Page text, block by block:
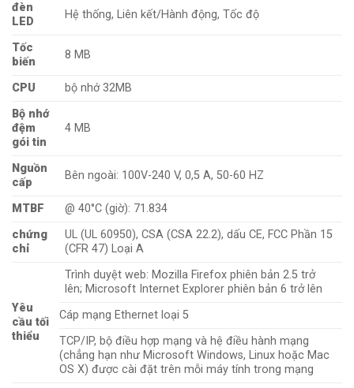
đèn
LED
Hệ thống, Liên kết/Hành động, Tốc độ
Tốc
biến
8 MB
CPU
bộ nhớ 32MB
Bộ nhớ
đệm
gói tin
4 MB
Nguồn
cấp
Bên ngoài: 100V-240 V, 0,5 A, 50-60 HZ
MTBF
@ 40°C (giờ): 71.834
chứng
chỉ
UL (UL 60950), CSA (CSA 22.2), dấu CE, FCC Phần 15
(CFR 47) Loại A
Yêu
cầu tối
thiểu
Trình duyệt web: Mozilla Firefox phiên bản 2.5 trở
lên; Microsoft Internet Explorer phiên bản 6 trở lên
Cáp mạng Ethernet loại 5
TCP/IP, bộ điều hợp mạng và hệ điều hành mạng
(chẳng hạn như Microsoft Windows, Linux hoặc Mac
OS X) được cài đặt trên mỗi máy tính trong mạng